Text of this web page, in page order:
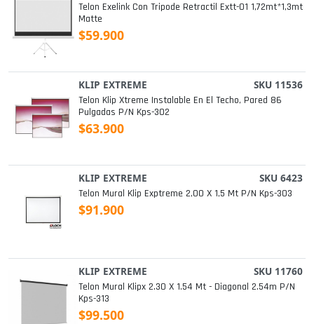
Telon Exelink Con Tripode Retractil Extt-01 1,72mt*1,3mt
Matte
$59.900
KLIP EXTREME SKU 11536
Telon Klip Xtreme Instalable En El Techo, Pared 86
Pulgadas P/n Kps-302
$63.900
KLIP EXTREME SKU 6423
Telon Mural Klip Exptreme 2,00 X 1,5 Mt P/n Kps-303
$91.900
KLIP EXTREME SKU 11760
Telon Mural Klipx 2.30 X 1.54 Mt - Diagonal 2.54m P/n
Kps-313
$99.500